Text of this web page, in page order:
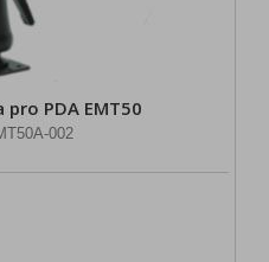
PDA EMT50
002